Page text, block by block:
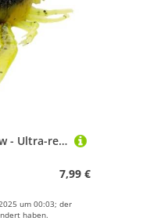
Savage Gear 4D Craw - Ultra-realistischer Crawfish Soft Bait für Süß- und Salzwasserangler, mit Duftstoffen, perfekt für Barsch-, Barsch- und Multi-Spezies-Angler Red Craw 7,5 cm
7,99 €
um 00:03; der
haben.